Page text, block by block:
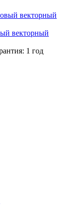
векторный
1 год